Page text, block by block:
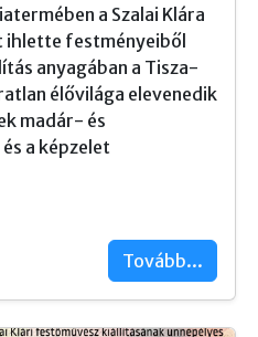
a Szalai Klára
ihlette festményeiből
anyagában a Tisza-
élővilága elevenedik
madár- és
a képzelet
Tovább...